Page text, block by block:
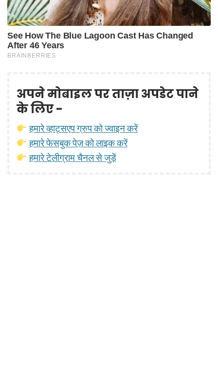
अपने मोबाइल पर ताज़ा अपडेट पाने
के लिए -
हमारे व्हाट्सएप ग्रुप को ज्वाइन करें
हमारे फेसबुक पेज़ को लाइक करें
हमारे टेलीग्राम चैनल से जुड़ें